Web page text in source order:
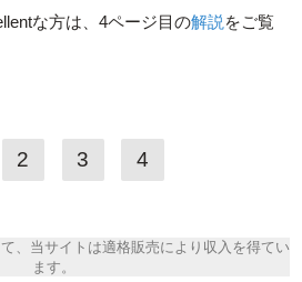
な方は、4ページ目の解説 をご覧
2 3 4
、当サイトは適格販売により収入を得てい
ます。